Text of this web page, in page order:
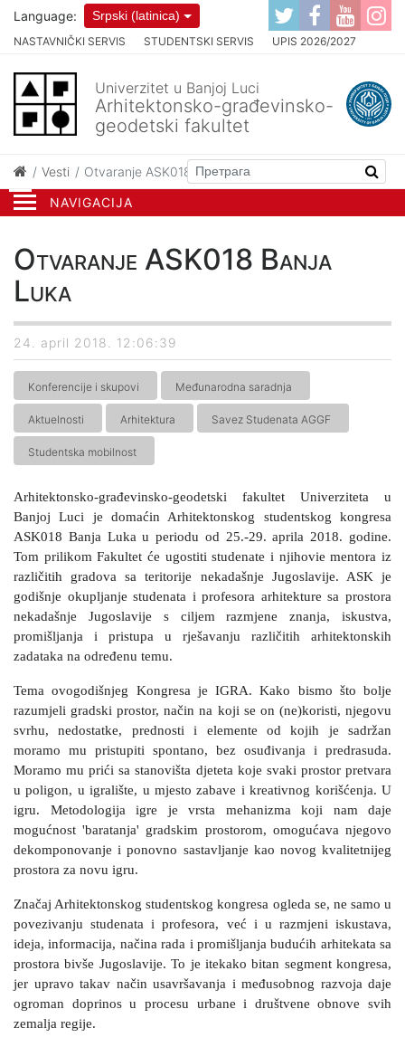
NAVIGACIJA
NASTAVNIČKI SERVIS STUDENTSKI SERVIS UPIS 2026/2027
Language: Srpski (latinica)
Univerzitet u Banjoj Luci
Arhitektonsko-građevinsko-
geodetski fakultet
Vesti Otvaranje ASK018 Banja Luka
Otvaranje ASK018 Banja
Luka
24. april 2018. 12:06:39
Konferencije i skupovi Međunarodna saradnja
Aktuelnosti Arhitektura Savez Studenata AGGF
Studentska mobilnost
Arhitektonsko-građevinsko-geodetski fakultet Univerziteta u
Banjoj Luci je domaćin Arhitektonskog studentskog kongresa
ASK018 Banja Luka u periodu od 25.-29. aprila 2018. godine.
Tom prilikom Fakultet će ugostiti studenate i njihovie mentora iz
različitih gradova sa teritorije nekadašnje Jugoslavije. ASK je
godišnje okupljanje studenata i profesora arhitekture sa prostora
nekadašnje Jugoslavije s ciljem razmjene znanja, iskustva,
promišljanja i pristupa u rješavanju različitih arhitektonskih
zadataka na određenu temu.
Tema ovogodišnjeg Kongresa je IGRA. Kako bismo što bolje
razumjeli gradski prostor, način na koji se on (ne)koristi, njegovu
svrhu, nedostatke, prednosti i elemente od kojih je sadržan
moramo mu pristupiti spontano, bez osuđivanja i predrasuda.
Moramo mu prići sa stanovišta djeteta koje svaki prostor pretvara
u poligon, u igralište, u mjesto zabave i kreativnog korišćenja. U
igru. Metodologija igre je vrsta mehanizma koji nam daje
mogućnost 'baratanja' gradskim prostorom, omogućava njegovo
dekomponovanje i ponovno sastavljanje kao novog kvalitetnijeg
prostora za novu igru.
Značaj Arhitektonskog studentskog kongresa ogleda se, ne samo u
povezivanju studenata i profesora, već i u razmjeni iskustava,
ideja, informacija, načina rada i promišljanja budućih arhitekata sa
prostora bivše Jugoslavije. To je itekako bitan segment kongresa,
jer upravo takav način usavršavanja i međusobnog razvoja daje
ogroman doprinos u procesu urbane i društvene obnove svih
zemalja regije.